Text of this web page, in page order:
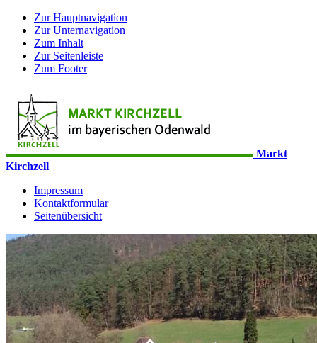
Zur Hauptnavigation
Zur Unternavigation
Zum Inhalt
Zur Seitenleiste
Zum Footer
Markt
Kirchzell
Impressum
Kontaktformular
Seitenübersicht